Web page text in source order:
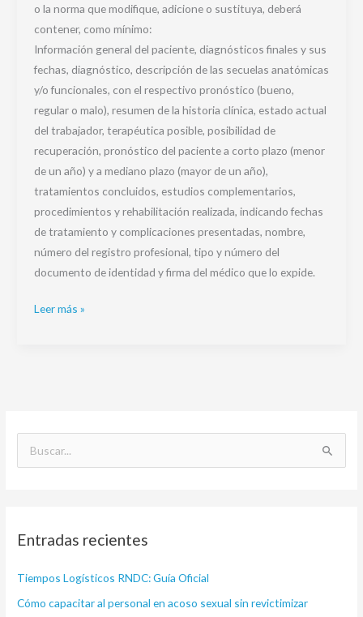
o la norma que modifique, adicione o sustituya, deberá
contener, como mínimo:
Información general del paciente, diagnósticos finales y sus
fechas, diagnóstico, descripción de las secuelas anatómicas
y/o funcionales, con el respectivo pronóstico (bueno,
regular o malo), resumen de la historia clínica, estado actual
del trabajador, terapéutica posible, posibilidad de
recuperación, pronóstico del paciente a corto plazo (menor
de un año) y a mediano plazo (mayor de un año),
tratamientos concluidos, estudios complementarios,
procedimientos y rehabilitación realizada, indicando fechas
de tratamiento y complicaciones presentadas, nombre,
número del registro profesional, tipo y número del
documento de identidad y firma del médico que lo expide.
Leer más »
a
p
o
Entradas recientes
Tiempos Logísticos RNDC: Guía Oficial
Cómo capacitar al personal en acoso sexual sin revictimizar